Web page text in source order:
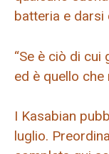
batteria e darsi
“Se è ciò di cui
ed è quello che
I Kasabian
luglio.